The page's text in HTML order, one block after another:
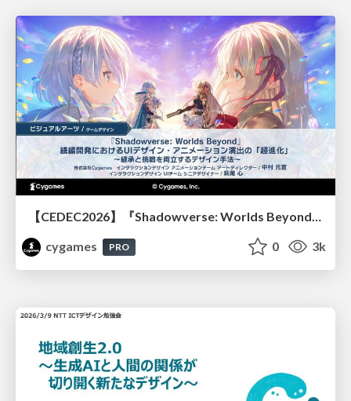
【CEDEC2026】『Shadowverse: Worlds Beyond』続編開発におけるUIデザイン・アニメーション演出の「超進化」 ～継承と挑戦を両立するデザイン手法～
cygames
PRO 0 3k